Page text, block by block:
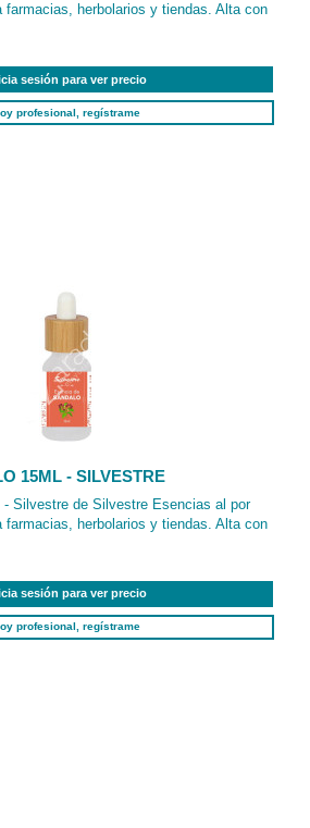
farmacias, herbolarios y tiendas. Alta con
sesión para ver precio
profesional, regístrame
15ML - SILVESTRE
- Silvestre de Silvestre Esencias al por
farmacias, herbolarios y tiendas. Alta con
sesión para ver precio
profesional, regístrame